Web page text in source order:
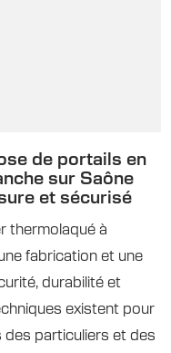
de portails en
sur Saône
et sécurisé
thermolaqué à
fabrication et une
durabilité et
existent pour
des particuliers et des